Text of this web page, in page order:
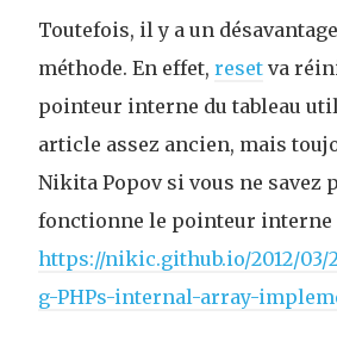
Toutefois, il y a un
méthode. En effet, reset va
pointeur interne du tableau
article assez ancien, mais
Nikita Popov si vous ne savez
fonctionne le pointeur interne
https://nikic.github.io/2012/03/
g-PHPs-internal-array-